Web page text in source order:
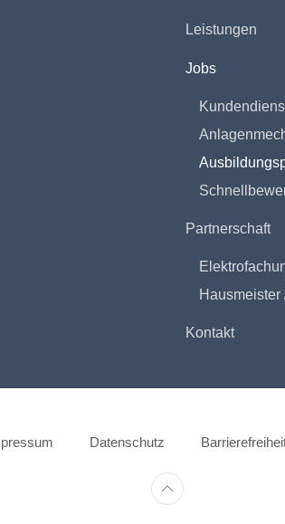
Leistungen
Jobs
Partnerschaft
Hausmeister
Kontakt
Datenschutz